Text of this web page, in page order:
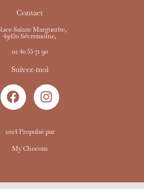
Contact
Sainte Marguerite,
49450 Sévremoine,
02 40 55 71 90
Suivez-moi
2024 Propulsé par
My Chocom